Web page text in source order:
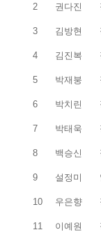
2 권다진
3 김방현
4 김진복
5 박재붕
6 박치린
7 박태욱
8 백승신
9 설정미
10 우은향
11 이예원